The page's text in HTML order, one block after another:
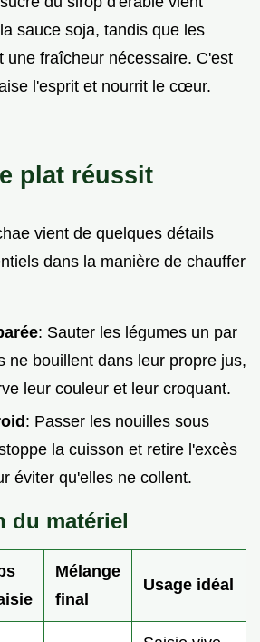
sauce soja, tandis que les
une fraîcheur nécessaire. C'est
l'esprit et nourrit le cœur.
plat réussit
vient de quelques détails
dans la manière de chauffer
: Sauter les légumes un par
ne bouillent dans leur propre jus,
leur couleur et leur croquant.
: Passer les nouilles sous
la cuisson et retire l'excès
éviter qu'elles ne collent.
du matériel
Mélange
final
Usage idéal